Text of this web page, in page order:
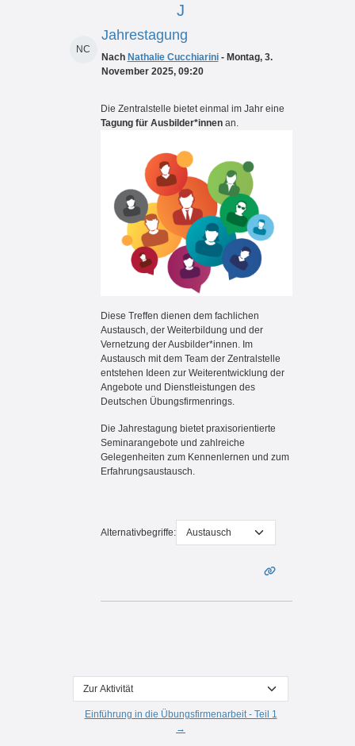
J
NC
Jahrestagung
Nach Nathalie Cucchiarini- Montag, 3.
November 2025, 09:20
Die Zentralstelle bietet einmal im Jahr eine
Tagung für Ausbilder*innen an.
Diese Treffen dienen dem fachlichen
Austausch, der Weiterbildung und der
Vernetzung der Ausbilder*innen. Im
Austausch mit dem Team der Zentralstelle
entstehen Ideen zur Weiterentwicklung der
Angebote und Dienstleistungen des
Deutschen Übungsfirmenrings.
Die Jahrestagung bietet praxisorientierte
Seminarangebote und zahlreiche
Gelegenheiten zum Kennenlernen und zum
Erfahrungsaustausch.
Alternativbegriffe:
Zur Aktivität
Einführung in die Übungsfirmenarbeit - Teil 1
→